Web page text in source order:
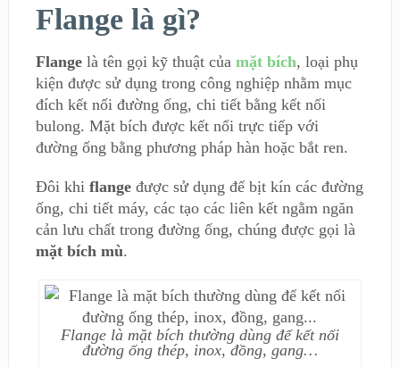
Flange là gì?
Flangelà tên gọi kỹ thuật của mặt bích, loại phụ
kiện được sử dụng trong công nghiệp nhằm mục
đích kết nối đường ống, chi tiết bằng kết nối
bulong. Mặt bích được kết nối trực tiếp với
đường ống bằng phương pháp hàn hoặc bắt ren.
Đôi khi flangeđược sử dụng để bịt kín các đường
ống, chi tiết máy, các tạo các liên kết ngằm ngăn
cản lưu chất trong đường ống, chúng được gọi là
mặt bích mù.
Flange là mặt bích thường dùng để kết nối
đường ống thép, inox, đồng, gang…